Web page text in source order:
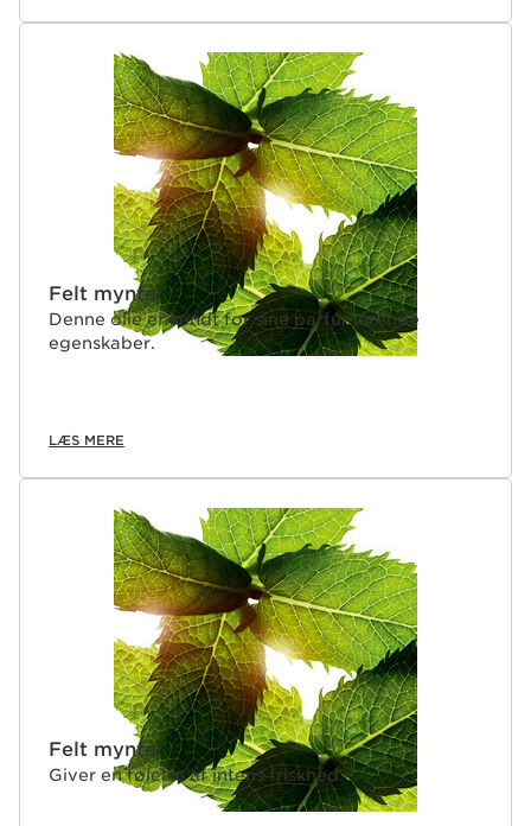
Felt mynte
Denne olie er kendt for sine parfumerende
egenskaber.
LÆS MERE
Felt mynte
Giver en følelse af intens friskhed.